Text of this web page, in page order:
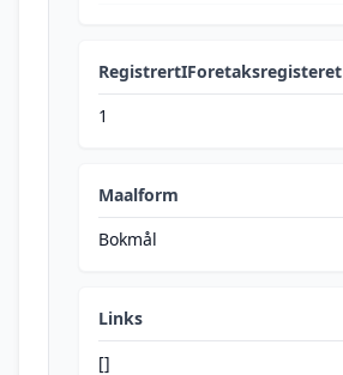
RegistrertIForetaksregisteret
1
Maalform
Bokmål
Links
[]